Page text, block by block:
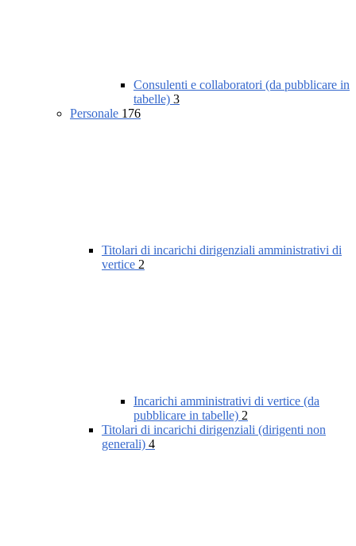
Consulenti e collaboratori (da pubblicare in
tabelle) 3
Personale 176
Titolari di incarichi dirigenziali amministrativi di
vertice 2
Incarichi amministrativi di vertice (da
pubblicare in tabelle) 2
Titolari di incarichi dirigenziali (dirigenti non
generali) 4